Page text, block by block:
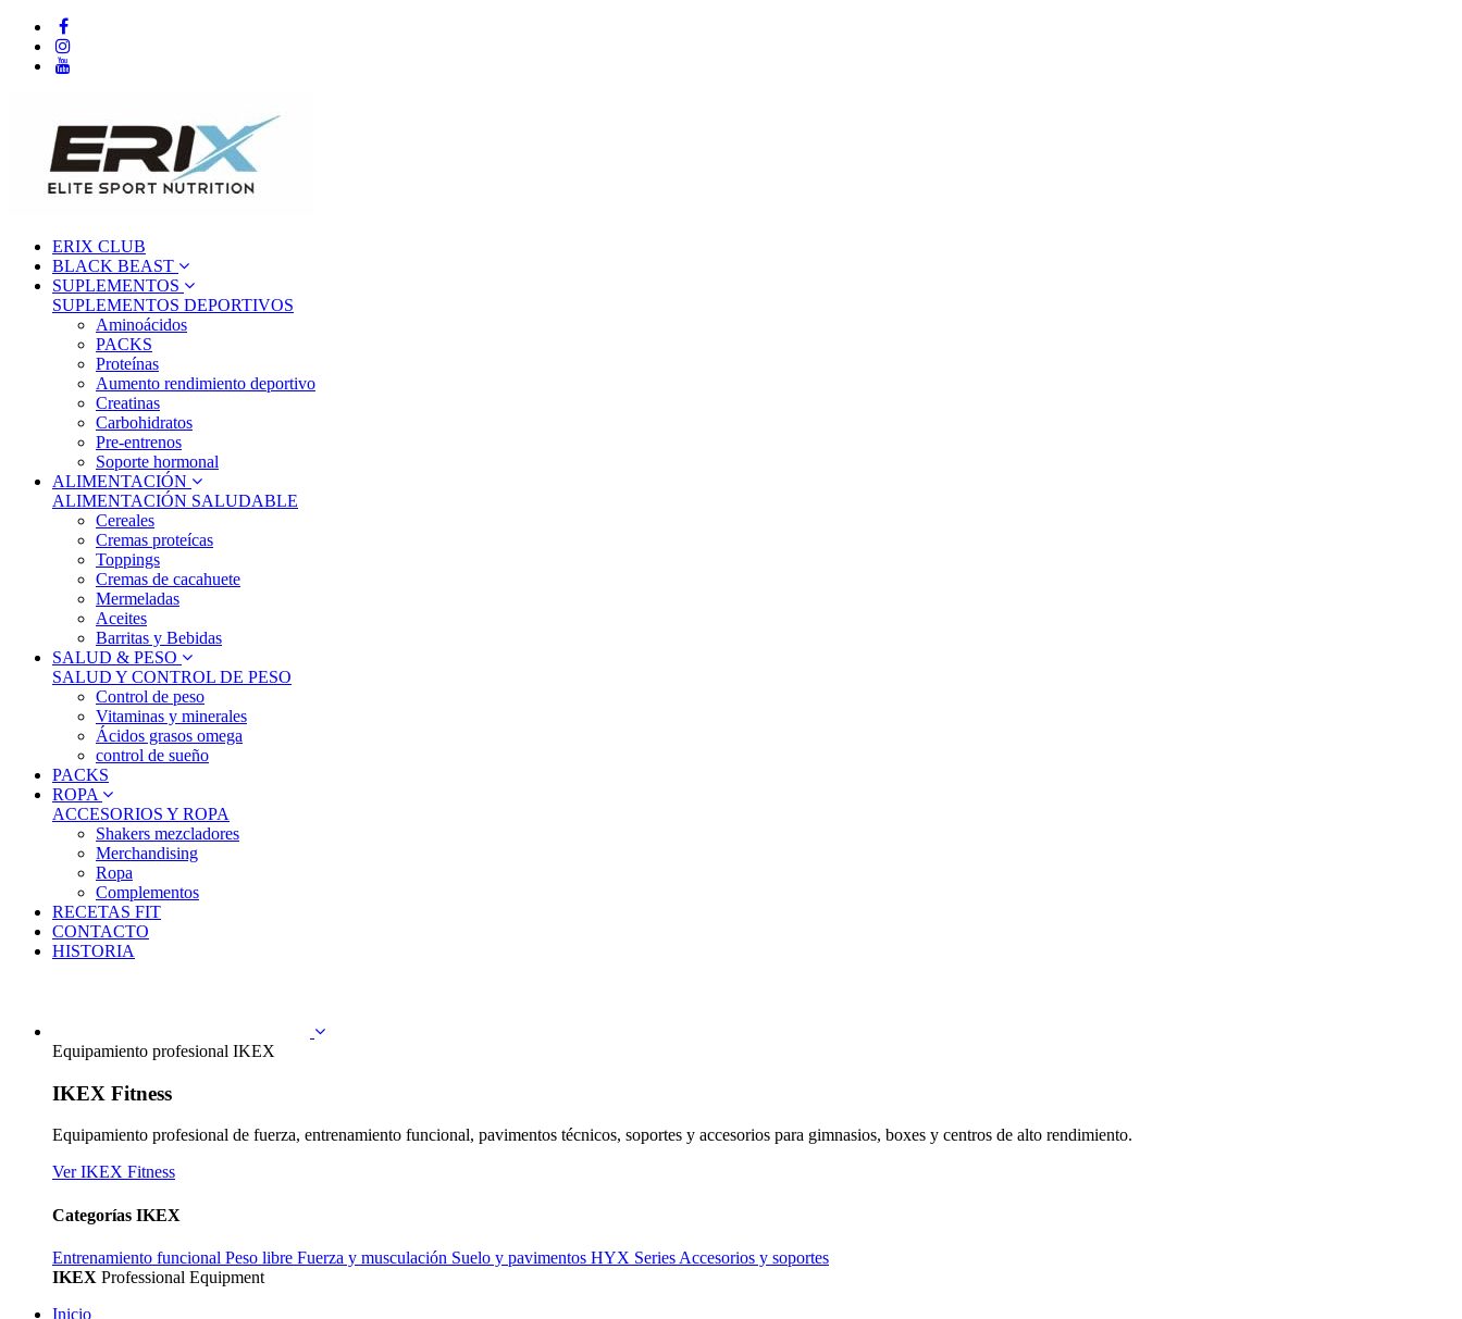
ERIX CLUB
BLACK BEAST
SUPLEMENTOS
SUPLEMENTOS DEPORTIVOS
Aminoácidos
PACKS
Proteínas
Aumento rendimiento deportivo
Creatinas
Carbohidratos
Pre-entrenos
Soporte hormonal
ALIMENTACIÓN
ALIMENTACIÓN SALUDABLE
Cereales
Cremas proteícas
Toppings
Cremas de cacahuete
Mermeladas
Aceites
Barritas y Bebidas
SALUD & PESO
SALUD Y CONTROL DE PESO
Control de peso
Vitaminas y minerales
Ácidos grasos omega
control de sueño
PACKS
ROPA
ACCESORIOS Y ROPA
Shakers mezcladores
Merchandising
Ropa
Complementos
RECETAS FIT
CONTACTO
HISTORIA
Equipamiento profesional IKEX
IKEX Fitness
Equipamiento profesional de fuerza, entrenamiento funcional, pavimentos técnicos, soportes y accesorios para gimnasios, boxes y centros de alto rendimiento.
Ver IKEX Fitness
Categorías IKEX
Entrenamiento funcional Peso libre Fuerza y musculación Suelo y pavimentos HYX Series Accesorios y soportes
IKEX Professional Equipment
Inicio